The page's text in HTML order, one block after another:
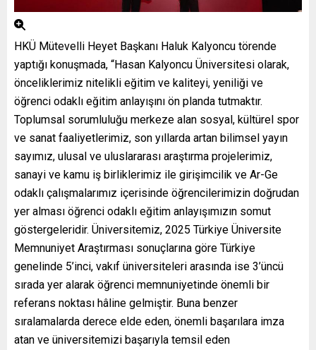
HKÜ Mütevelli Heyet Başkanı Haluk Kalyoncu törende
yaptığı konuşmada, “Hasan Kalyoncu Üniversitesi olarak,
önceliklerimiz nitelikli eğitim ve kaliteyi, yeniliği ve
öğrenci odaklı eğitim anlayışını ön planda tutmaktır.
Toplumsal sorumluluğu merkeze alan sosyal, kültürel spor
ve sanat faaliyetlerimiz, son yıllarda artan bilimsel yayın
sayımız, ulusal ve uluslararası araştırma projelerimiz,
sanayi ve kamu iş birliklerimiz ile girişimcilik ve Ar-Ge
odaklı çalışmalarımız içerisinde öğrencilerimizin doğrudan
yer alması öğrenci odaklı eğitim anlayışımızın somut
göstergeleridir. Üniversitemiz, 2025 Türkiye Üniversite
Memnuniyet Araştırması sonuçlarına göre Türkiye
genelinde 5’inci, vakıf üniversiteleri arasında ise 3’üncü
sırada yer alarak öğrenci memnuniyetinde önemli bir
referans noktası hâline gelmiştir. Buna benzer
sıralamalarda derece elde eden, önemli başarılara imza
atan ve üniversitemizi başarıyla temsil eden